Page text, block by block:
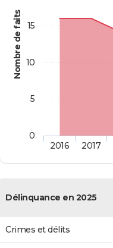
Nombre de faits
2016 2017
0
5
10
15
Délinquance en 2025
Crimes et délits